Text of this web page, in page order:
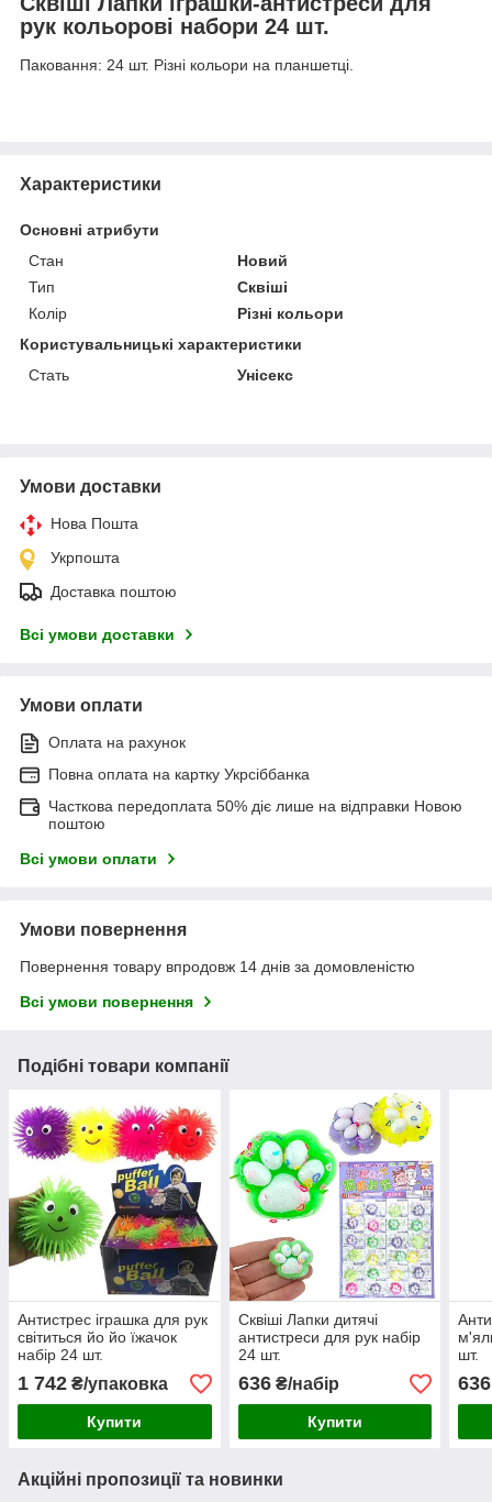
рук кольорові набори 24 шт.
Паковання: 24 шт. Різні кольори на планшетці.
Характеристики
Основні атрибути
Стан
Новий
Тип
Сквіші
Колір
Різні кольори
Користувальницькі характеристики
Стать
Унісекс
Умови доставки
Нова Пошта
Укрпошта
Доставка поштою
Всі умови доставки
Умови оплати
Оплата на рахунок
Повна оплата на картку Укрсіббанка
Часткова передоплата 50% діє лише на відправки Новою
поштою
Всі умови оплати
Умови повернення
Повернення товару впродовж 14 днів за домовленістю
Всі умови повернення
Подібні товари компанії
Антистрес іграшка для рук
світиться йо йо їжачок
набір 24 шт.
1 742 ₴/упаковка
Купити
Сквіші Лапки дитячі
антистреси для рук набір
24 шт.
636₴/набір
Купити
шт.
636
Акційні пропозиції та новинки